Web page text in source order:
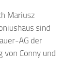
Mariusz
sind
AG der
Conny und